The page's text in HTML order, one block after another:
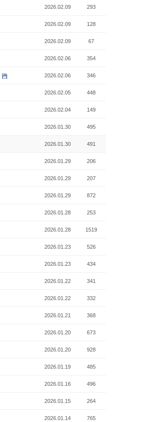
2026.02.09 293
2026.02.09 128
2026.02.09 67
2026.02.06 354
2026.02.06 346
2026.02.05 448
2026.02.04 149
2026.01.30 495
2026.01.30 491
2026.01.29 206
2026.01.29 207
2026.01.29 872
2026.01.28 253
2026.01.28 1519
2026.01.23 526
2026.01.23 434
2026.01.22 341
2026.01.22 332
2026.01.21 368
2026.01.20 673
2026.01.20 928
2026.01.19 485
2026.01.16 496
2026.01.15 264
2026.01.14 765